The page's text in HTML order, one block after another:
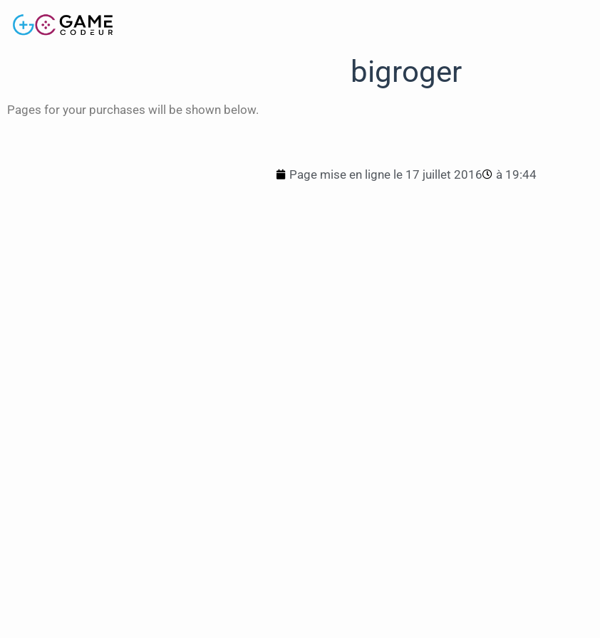
bigroger
Pages for your purchases will be shown below.
Page mise en ligne le 17 juillet 2016 à 19:44